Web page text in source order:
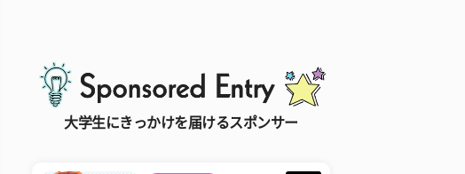
大学生にきっかけを届けるスポンサー